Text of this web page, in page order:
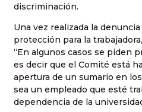
discriminación.
Una vez realizada la
protección para la
“En algunos casos se piden
es decir que el Comité está
apertura de un sumario en
sea un empleado que esté
dependencia de la